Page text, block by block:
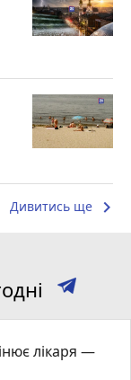
Дивитись ще keyboard_arrow_right
лікаря —